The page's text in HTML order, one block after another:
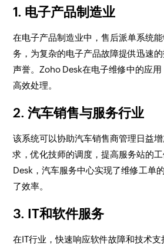
1. 电子产品制造业
在电子产品制造业中，售后派单系统
务，为复杂的电子产品故障提供迅速
声誉。Zoho Desk在电子维修中的应
高效处理。
2. 汽车销售与服务行业
该系统可以协助汽车销售商管理日益
求，优化技师的调度，提高服务站的
Desk，汽车服务中心实现了维修工单
了效率。
3. IT和软件服务
在IT行业，快速响应软件故障和技术